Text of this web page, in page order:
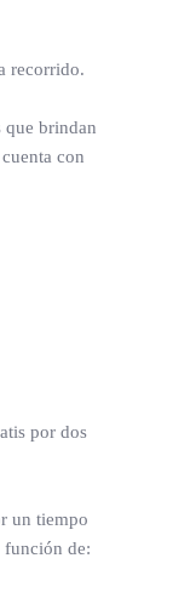
recorrido.
que brindan
con
por dos
un tiempo
función de: